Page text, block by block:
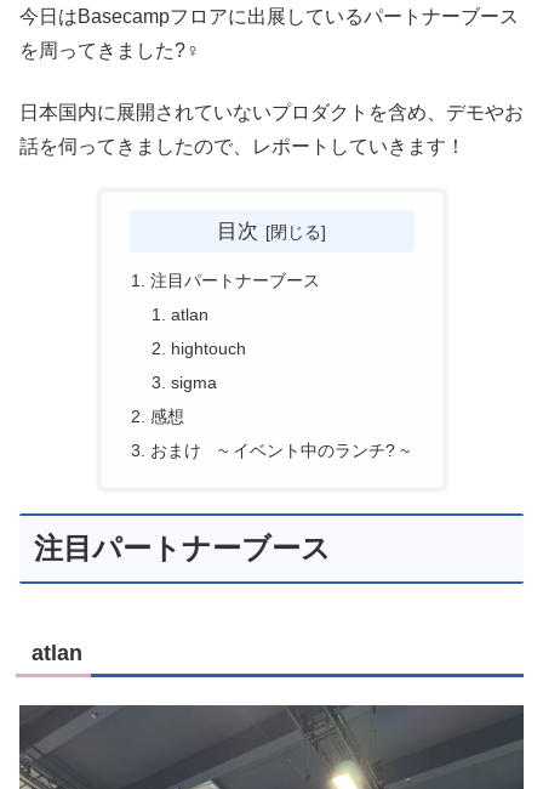
今日はBasecampフロアに出展しているパートナーブース
を周ってきました?‍♀️
日本国内に展開されていないプロダクトを含め、デモやお
話を伺ってきましたので、レポートしていきます！
目次
注目パートナーブース
atlan
hightouch
sigma
感想
おまけ ~ イベント中のランチ? ~
注目パートナーブース
atlan